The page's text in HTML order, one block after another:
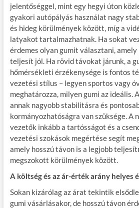
jelentőséggel, mint egy hegyi úton
gyakori autópályás használat nagy
és hideg körülmények között, míg a
latyakot tartalmazhatnak. Ha sokat
érdemes olyan gumit választani,
teljesít jól. Ha rövid távokat járunk, a
hőmérsékleti érzékenysége is fontos
vezetési stílus – legyen sportos vagy
meghatározza, milyen gumi az ideális.
annak nagyobb stabilitásra és
kormányozhatóságra van szüksége. A
vezetők inkább a tartósságot és a
vezetési szokások megértése segít
amely hosszú távon is a legjobb
megszokott körülmények között.
A költség és az ár-érték arány helyes
Sokan kizárólag az árat tekintik
gumi vásárlásakor, de hosszú távon